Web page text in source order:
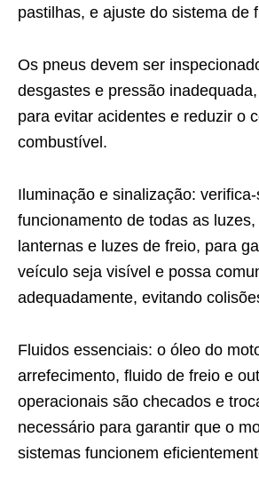
pastilhas, e ajuste do sistema de
Os pneus devem ser
desgastes e pressão
para evitar acidentes e reduzir o
combustível.
Iluminação e sinalização:
funcionamento de todas as
lanternas e luzes de freio, para
veículo seja visível e possa
adequadamente, evitando
Fluidos essenciais: o óleo do
arrefecimento, fluido de freio e
operacionais são checados e
necessário para garantir que o
sistemas funcionem